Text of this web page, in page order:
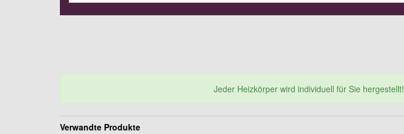
Jeder Heizkörper wird individuell für Sie hergestellt!
Verwandte Produkte